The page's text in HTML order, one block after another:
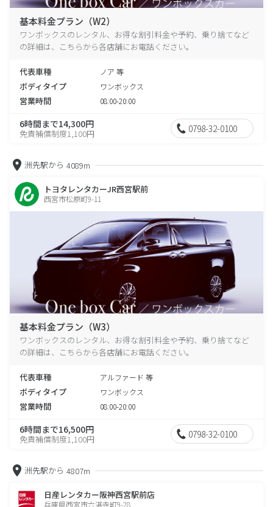
基本料金プラン（W2）
ワンボックスのレンタル、お得な割引料金や予約、乗り捨てなど
の詳細は、こちらから各店舗にお電話ください。
代表車種 ノア 等
ボディタイプ ワンボックス
営業時間 08:00-20:00
6時間まで14,300円
免責補償制度1,100円 0798-32-0100
洲先駅から 4089m
トヨタレンタカーJR西宮駅前
西宮市松原町9-11
基本料金プラン（W3）
ワンボックスのレンタル、お得な割引料金や予約、乗り捨てなど
の詳細は、こちらから各店舗にお電話ください。
代表車種 アルファード 等
ボディタイプ ワンボックス
営業時間 08:00-20:00
6時間まで16,500円
免責補償制度1,100円 0798-32-0100
洲先駅から 4807m
日産レンタカー阪神西宮駅前店
兵庫県西宮市六湛寺町9-28